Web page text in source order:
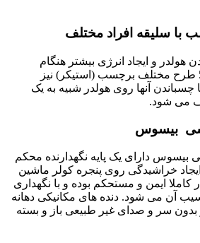
با سلیقه افراد مختلف
و ایجاد انرژی بیشتر هنگام
رانندگی برای این استند 5 طرح مختلف برچسب (استیکر) نیز
آنها روی هولدر شبیه به یک
می شود.
بیسوس
بیسوس دارای یک پایه نگهدارنده محکم
خراشیدگی روی پنجره کولر ماشین
ایمن و مستحکم بوده و با نگهداری
آن می شود. دنده های مکانیکی دهانه
سر و صدای غیر طبیعی باز و بسته